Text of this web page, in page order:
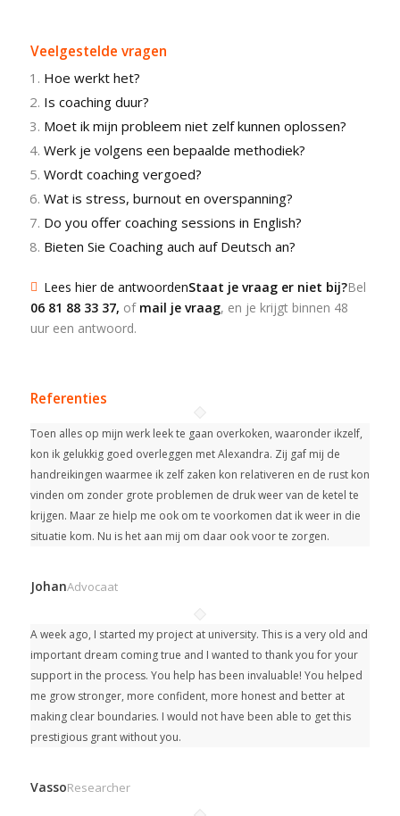
Veelgestelde vragen
Hoe werkt het?
Is coaching duur?
Moet ik mijn probleem niet zelf kunnen oplossen?
Werk je volgens een bepaalde methodiek?
Wordt coaching vergoed?
Wat is stress, burnout en overspanning?
Do you offer coaching sessions in English?
Bieten Sie Coaching auch auf Deutsch an?
Lees hier de antwoordenStaat je vraag er niet bij?Bel
06 81 88 33 37, of mail je vraag, en je krijgt binnen 48
uur een antwoord.
Referenties
Toen alles op mijn werk leek te gaan overkoken, waaronder ikzelf,
kon ik gelukkig goed overleggen met Alexandra. Zij gaf mij de
handreikingen waarmee ik zelf zaken kon relativeren en de rust kon
vinden om zonder grote problemen de druk weer van de ketel te
krijgen. Maar ze hielp me ook om te voorkomen dat ik weer in die
situatie kom. Nu is het aan mij om daar ook voor te zorgen.
JohanAdvocaat
A week ago, I started my project at university. This is a very old and
important dream coming true and I wanted to thank you for your
support in the process. You help has been invaluable! You helped
me grow stronger, more confident, more honest and better at
making clear boundaries. I would not have been able to get this
prestigious grant without you.
VassoResearcher